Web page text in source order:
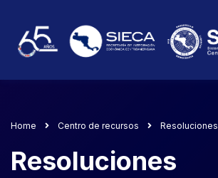
Home Centro de recursos Resoluciones
Resoluciones